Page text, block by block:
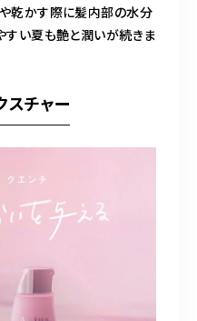
乾かす際に髪内部の水分
すい夏も艶と潤いが続きま
スチャー